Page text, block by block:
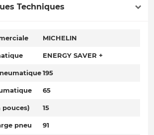
Techniques
MICHELIN
ENERGY SAVER +
195
65
pouces) 15
pneu 91